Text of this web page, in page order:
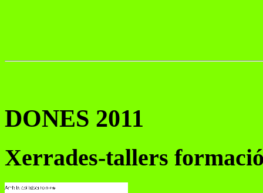
DONES 2011
Xerrades-tallers